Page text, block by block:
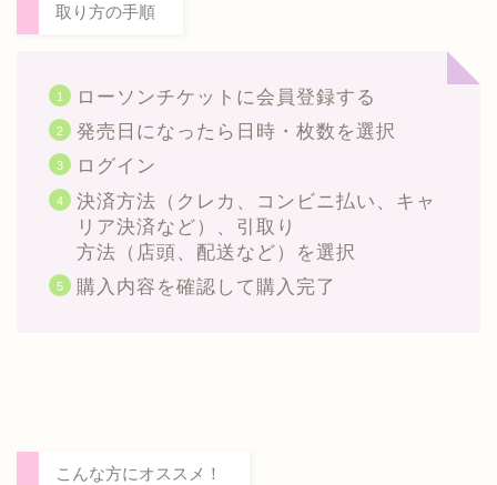
取り方の手順
ローソンチケットに会員登録する
発売日になったら日時・枚数を選択
ログイン
決済方法（クレカ、コンビニ払い、キャ
リア決済など）、引取り
方法（店頭、配送など）を選択
購入内容を確認して購入完了
こんな方にオススメ！